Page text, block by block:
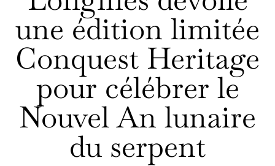
une édition limitée
Conquest Heritage
pour célébrer le
Nouvel An lunaire
du serpent